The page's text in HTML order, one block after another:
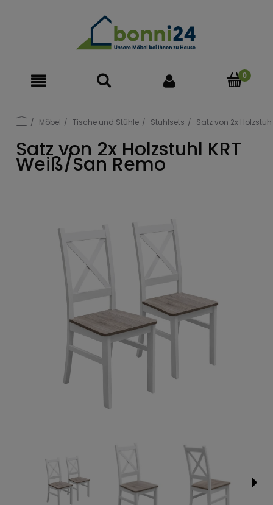
Möbel Tische und Stühle Stuhlsets Satz von 2x
Satz von 2x Holzstuhl KRT
Weiß/San Remo